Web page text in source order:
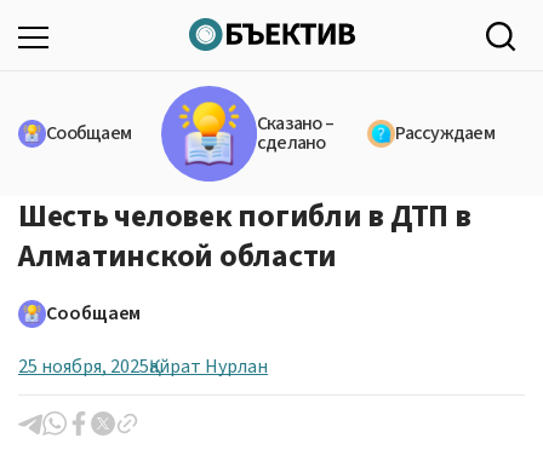
Сообщаем Сказано –
сделано Рассуждаем
Шесть человек погибли в ДТП в
Алматинской области
Сообщаем
25 ноября, 2025Қайрат Нурлан